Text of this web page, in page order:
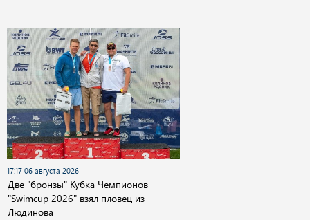
17:17 06 августа 2026
Две "бронзы" Кубка Чемпионов
"Swimcup 2026" взял пловец из
Людинова